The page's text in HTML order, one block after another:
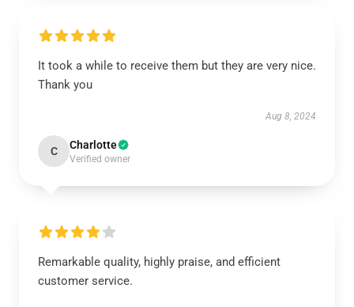
It took a while to receive them but they are very nice.
Thank you
Aug 8, 2024
C Charlotte
Verified owner
Remarkable quality, highly praise, and efficient
customer service.